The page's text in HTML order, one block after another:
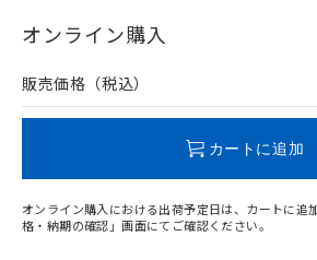
在庫等で未対応品が混在する可能性が
問い合わせください。
オンライン購入
販売価格（税込）
カートに追加
オンライン購入における出荷予定日は、カートに追
格・納期の確認」画面にてご確認ください。